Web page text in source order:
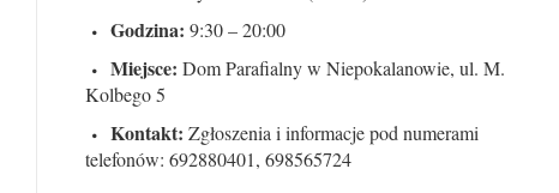
Godzina: 9:30 – 20:00
Miejsce: Dom Parafialny w Niepokalanowie, ul. M.
Kolbego 5
Kontakt: Zgłoszenia i informacje pod numerami
telefonów: 692880401, 698565724